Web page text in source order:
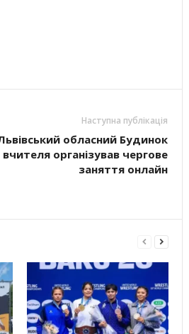
Наступна публікація
обласний Будинок
вчителя організував чергове
заняття онлайн